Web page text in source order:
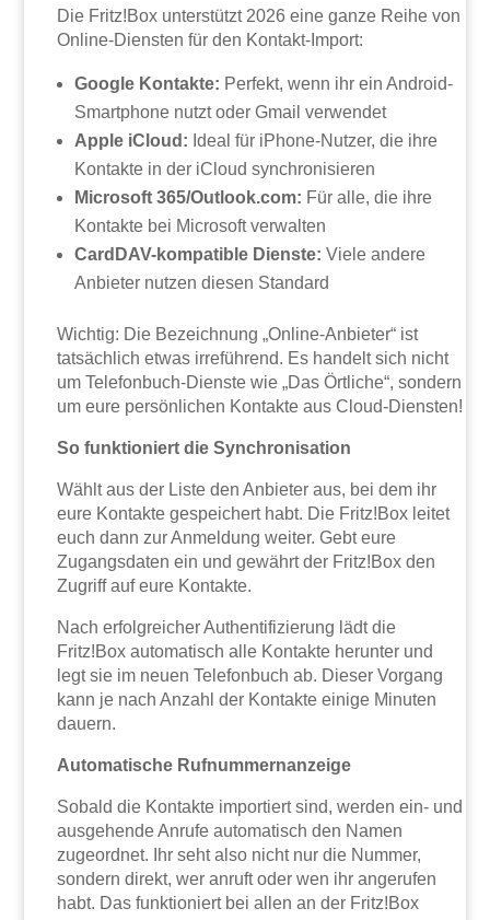
Die Fritz!Box unterstützt 2026 eine ganze Reihe von
Online-Diensten für den Kontakt-Import:
Google Kontakte: Perfekt, wenn ihr ein Android-
Smartphone nutzt oder Gmail verwendet
Apple iCloud: Ideal für iPhone-Nutzer, die ihre
Kontakte in der iCloud synchronisieren
Microsoft 365/Outlook.com: Für alle, die ihre
Kontakte bei Microsoft verwalten
CardDAV-kompatible Dienste: Viele andere
Anbieter nutzen diesen Standard
Wichtig: Die Bezeichnung „Online-Anbieter“ ist
tatsächlich etwas irreführend. Es handelt sich nicht
um Telefonbuch-Dienste wie „Das Örtliche“, sondern
um eure persönlichen Kontakte aus Cloud-Diensten!
So funktioniert die Synchronisation
Wählt aus der Liste den Anbieter aus, bei dem ihr
eure Kontakte gespeichert habt. Die Fritz!Box leitet
euch dann zur Anmeldung weiter. Gebt eure
Zugangsdaten ein und gewährt der Fritz!Box den
Zugriff auf eure Kontakte.
Nach erfolgreicher Authentifizierung lädt die
Fritz!Box automatisch alle Kontakte herunter und
legt sie im neuen Telefonbuch ab. Dieser Vorgang
kann je nach Anzahl der Kontakte einige Minuten
dauern.
Automatische Rufnummernanzeige
Sobald die Kontakte importiert sind, werden ein- und
ausgehende Anrufe automatisch den Namen
zugeordnet. Ihr seht also nicht nur die Nummer,
sondern direkt, wer anruft oder wen ihr angerufen
habt. Das funktioniert bei allen an der Fritz!Box